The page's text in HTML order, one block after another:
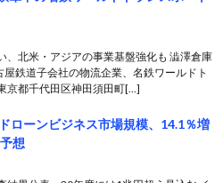
、北米・アジアの事業基盤強化も 澁澤倉庫
鉄道子会社の物流企業、名鉄ワールドト
京都千代田区神田須田町[…]
ローンビジネス市場規模、14.1％増
想